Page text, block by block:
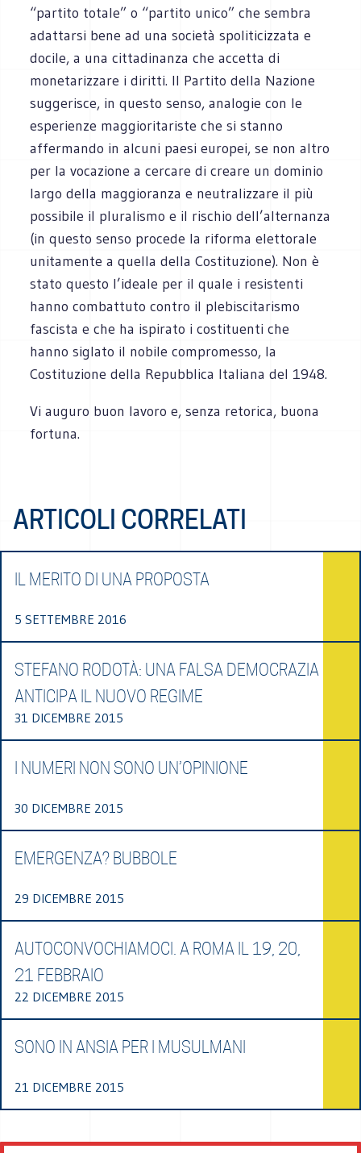
“partito totale” o “partito unico” che sembra
adattarsi bene ad una società spoliticizzata e
docile, a una cittadinanza che accetta di
monetarizzare i diritti. Il Partito della Nazione
suggerisce, in questo senso, analogie con le
esperienze maggioritariste che si stanno
affermando in alcuni paesi europei, se non altro
per la vocazione a cercare di creare un dominio
largo della maggioranza e neutralizzare il più
possibile il pluralismo e il rischio dell’alternanza
(in questo senso procede la riforma elettorale
unitamente a quella della Costituzione). Non è
stato questo l’ideale per il quale i resistenti
hanno combattuto contro il plebiscitarismo
fascista e che ha ispirato i costituenti che
hanno siglato il nobile compromesso, la
Costituzione della Repubblica Italiana del 1948.
Vi auguro buon lavoro e, senza retorica, buona
fortuna.
ARTICOLI CORRELATI
IL MERITO DI UNA PROPOSTA
5 SETTEMBRE 2016
STEFANO RODOTÀ: UNA FALSA DEMOCRAZIA
ANTICIPA IL NUOVO REGIME
31 DICEMBRE 2015
I NUMERI NON SONO UN’OPINIONE
30 DICEMBRE 2015
EMERGENZA? BUBBOLE
29 DICEMBRE 2015
AUTOCONVOCHIAMOCI. A ROMA IL 19, 20,
21 FEBBRAIO
22 DICEMBRE 2015
SONO IN ANSIA PER I MUSULMANI
21 DICEMBRE 2015